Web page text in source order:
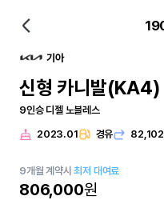
기아
신형 카니발(KA4)
9인승 디젤 노블레스
2023.01 경유
9개월 계약시최저 대여료
806,000원